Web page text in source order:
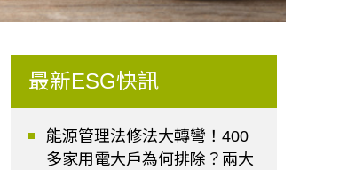
最新ESG快訊
能源管理法修法大轉彎！400
多家用電大戶為何排除？兩大